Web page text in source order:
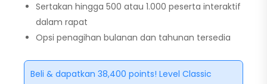
Sertakan hingga 500 atau 1.000 peserta interaktif
dalam rapat
Opsi penagihan bulanan dan tahunan tersedia
Beli & dapatkan 38,400 points! Level Classic